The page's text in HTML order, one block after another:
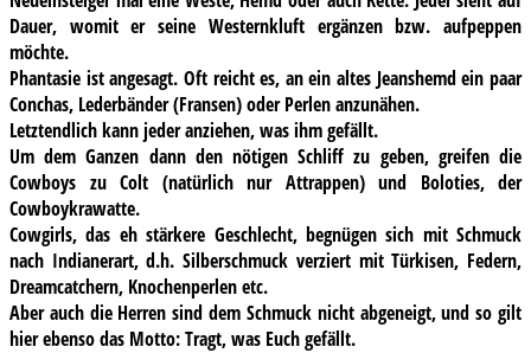
Dauer, womit er seine Westernkluft ergänzen bzw. aufpeppen
möchte.
Phantasie ist angesagt. Oft reicht es, an ein altes Jeanshemd ein paar
Conchas, Lederbänder (Fransen) oder Perlen anzunähen.
Letztendlich kann jeder anziehen, was ihm gefällt.
Um dem Ganzen dann den nötigen Schliff zu geben, greifen die
Cowboys zu Colt (natürlich nur Attrappen) und Boloties, der
Cowboykrawatte.
Cowgirls, das eh stärkere Geschlecht, begnügen sich mit Schmuck
nach Indianerart, d.h. Silberschmuck verziert mit Türkisen, Federn,
Dreamcatchern, Knochenperlen etc.
Aber auch die Herren sind dem Schmuck nicht abgeneigt, und so gilt
hier ebenso das Motto: Tragt, was Euch gefällt.